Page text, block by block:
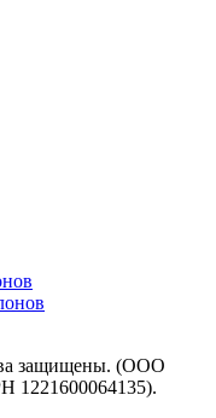
защищены. (ООО